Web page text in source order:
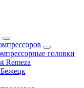
головки
Remeza